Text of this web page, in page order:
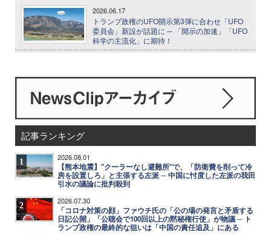
2026.06.17
トランプ政権のUFO開示第3弾に合わせ「UFO
委員会」新設が話題に ─ 「開示の加速」「UFO
科学の主流化」に期待！
記事ランキング
1 2026.08.01
【熊本地震】"クーラーなし避難所"で、「防衛費を削って冷
房を設置しろ」と主張する左派 ─ 中国に忖度した左派の我田
引水の議論に批判殺到
2 2026.07.30
「コロナ対策の顔」ファウチ氏の「公の場の発言と矛盾する
日記公開」「公聴会で100回以上の黙秘権行使」が物議 ─ ト
ランプ政権の最終的な狙いは「中国の責任追及」にある